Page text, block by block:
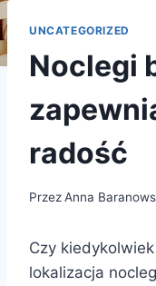
UNCATEGORIZED
Noclegi
radość
PrzezAnna
Czy
lokalizacja